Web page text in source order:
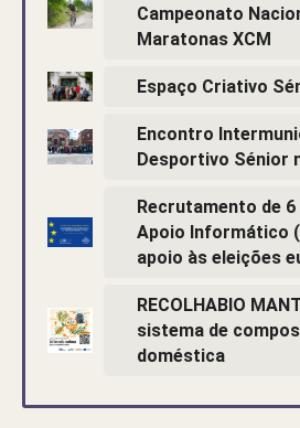
Campeonato
Maratonas XCM
Espaço Criativo
Encontro
Desportivo Sénior
Recrutamento de
Apoio Informático
apoio às eleições
RECOLHABIO
sistema de
doméstica